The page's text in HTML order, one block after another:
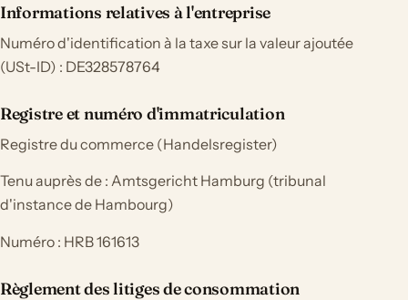
Informations relatives à l'entreprise
Numéro d'identification à la taxe sur la valeur ajoutée
(USt-ID) : DE328578764
Registre et numéro d'immatriculation
Registre du commerce (Handelsregister)
Tenu auprès de : Amtsgericht Hamburg (tribunal
d'instance de Hambourg)
Numéro : HRB 161613
Règlement des litiges de consommation